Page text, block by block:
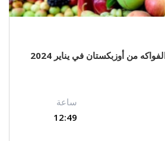
من أوزبكستان في يناير 2024
ساعة
12:49